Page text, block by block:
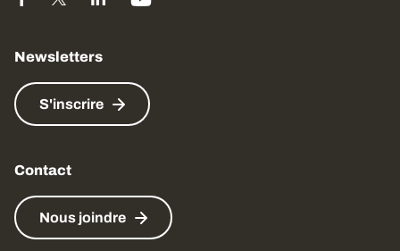
Newsletters
S'inscrire
Contact
Nous joindre